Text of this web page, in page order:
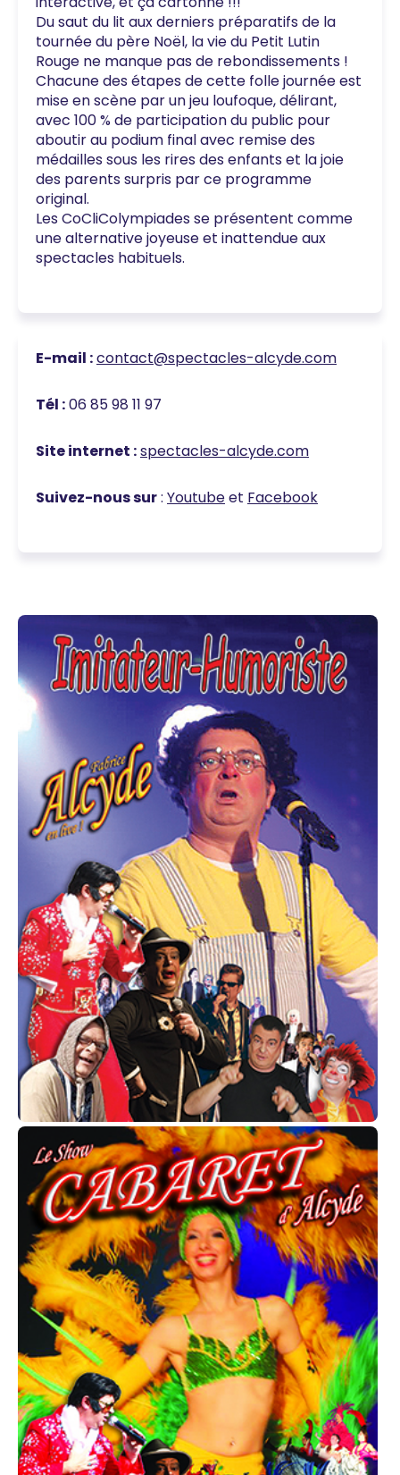
Du saut du lit aux derniers préparatifs de la
tournée du père Noël, la vie du Petit Lutin
Rouge ne manque pas de rebondissements !
Chacune des étapes de cette folle journée est
mise en scène par un jeu loufoque, délirant,
avec 100 % de participation du public pour
aboutir au podium final avec remise des
médailles sous les rires des enfants et la joie
des parents surpris par ce programme
original.
Les CoCliColympiades se présentent comme
une alternative joyeuse et inattendue aux
spectacles habituels.
E-mail :contact@spectacles-alcyde.com
Tél :06 85 98 11 97
Site internet :spectacles-alcyde.com
Suivez-nous sur: Youtubeet Facebook